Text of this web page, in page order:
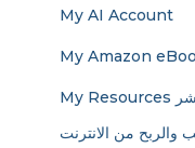
My AI Account
My Amazon
My Resources المصادر التي أعتمد عليها في مجال نشر
والربح من الانترنت